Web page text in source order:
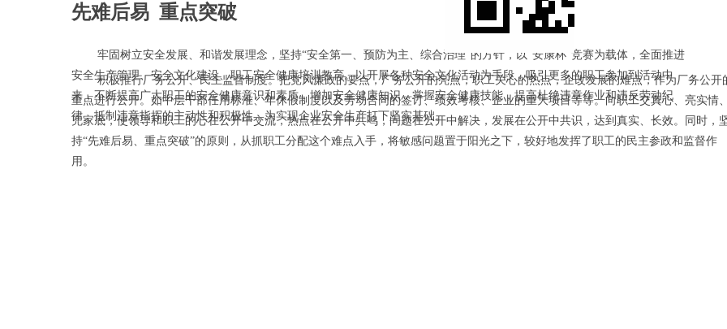
先难后易 重点突破
积极推行厂务公开、民主监督制度。把党风廉政的要点，厂务公开的亮点，职工关心的热点，企改发展的难点，作为厂务公开
重点进行公开。如中层干部任用标准、年休假制度以及劳动合同的签订、绩效考核、企业的重大项目等等。向职工交真心、亮实情、
兜家底，使领导和职工的心在公开中交流，热点在公开中共鸣，问题在公开中解决，发展在公开中共识，达到真实、长效。同时，
持“先难后易、重点突破”的原则，从抓职工分配这个难点入手，将敏感问题置于阳光之下，较好地发挥了职工的民主参政和监督作
用。
牢固树立安全发展、和谐发展理念，坚持“安全第一、预防为主、综合治理”的方针，以“安康杯”竞赛为载体，全面推进
安全生产管理、安全文化建设、职工安全健康培训教育。以开展各种安全文化活动为手段，吸引更多的职工参加到活动中
来，不断提高广大职工的安全健康意识和素质，增加安全健康知识，掌握安全健康技能，提高杜绝违章作业和违反劳动纪
律、抵制违章指挥的主动性和积极性，为实现企业安全生产打下坚实基础。